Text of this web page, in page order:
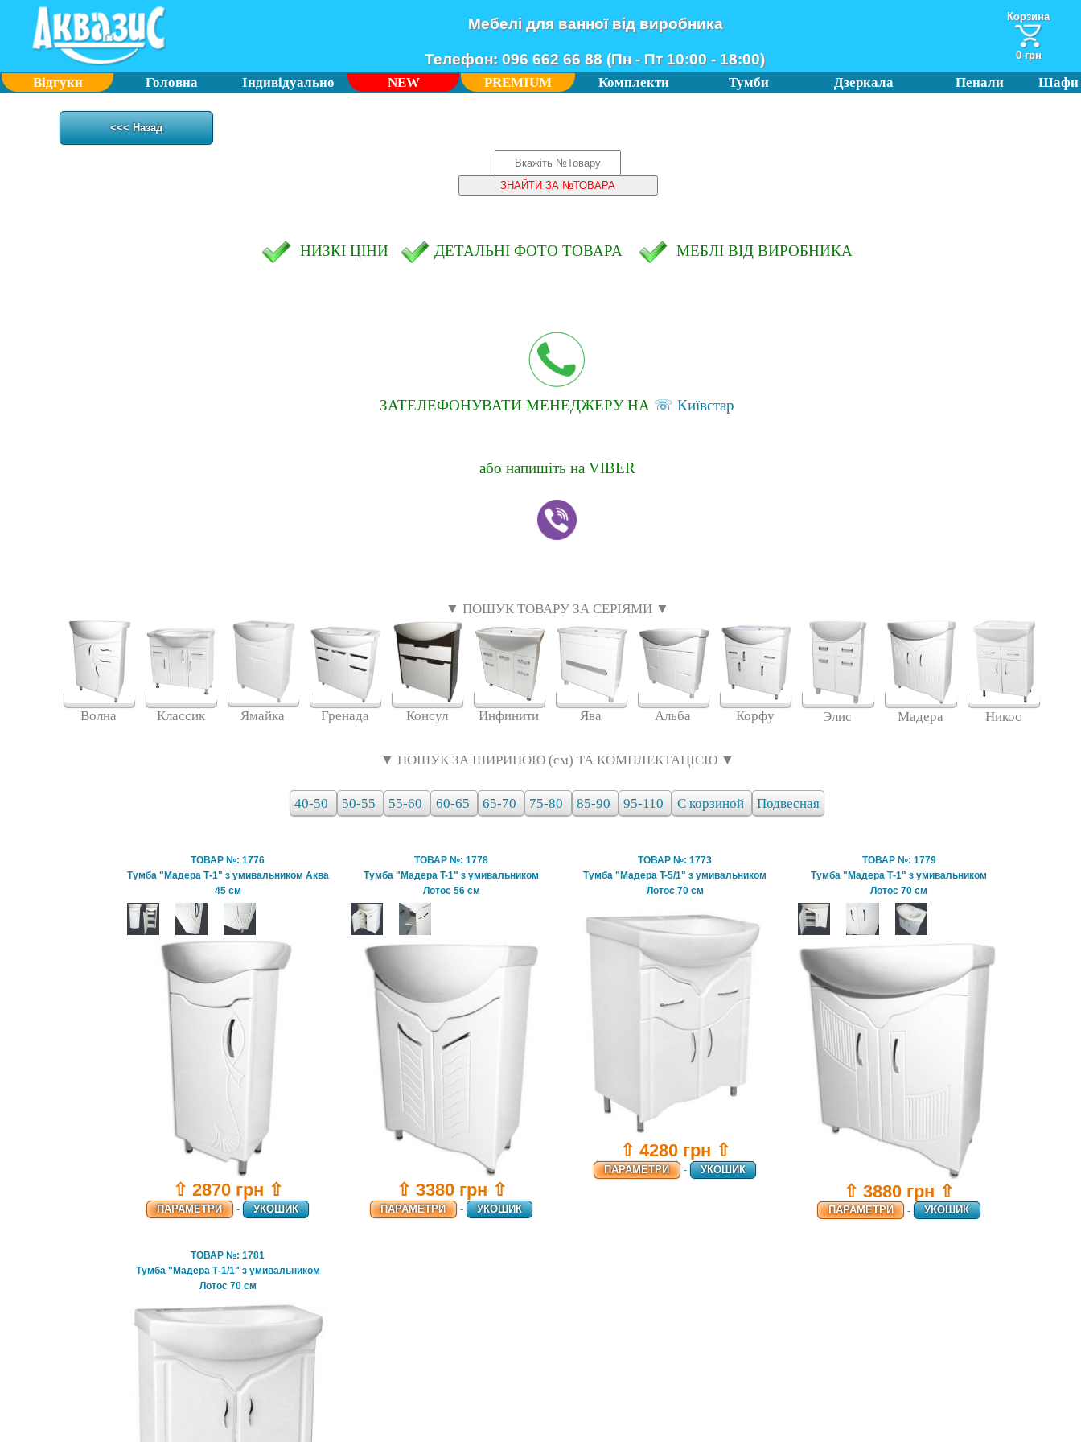
Мебелі для ванної від виробника
Телефон: 096 662 66 88 (Пн - Пт 10:00 - 18:00)
Корзина
0 грн
Відгуки Головна Індивідуально NEW PREMIUM Комплекти Тумби Дзеркала Пенали Шафи
<<< Назад
НИЗКІ ЦІНИ ДЕТАЛЬНІ ФОТО ТОВАРА МЕБЛІ ВІД ВИРОБНИКА
ЗАТЕЛЕФОНУВАТИ МЕНЕДЖЕРУ НА ☏ Київстар
або напишіть на VIBER
▼ ПОШУК ТОВАРУ ЗА СЕРІЯМИ ▼
Волна Классик Ямайка Гренада Консул Инфинити Ява Альба Корфу Элис Мадера Никос
▼ ПОШУК ЗА ШИРИНОЮ (см) ТА КОМПЛЕКТАЦІЄЮ ▼
40-50 50-55 55-60 60-65 65-70 75-80 85-90 95-110 С корзиной Подвесная
ТОВАР №: 1776
Тумба "Мадера Т-1" з умивальником Аква
45 см
⇧ 2870 грн ⇧
ПАРАМЕТРИ - УКОШИК
ТОВАР №: 1778
Тумба "Мадера T-1" з умивальником
Лотос 56 см
⇧ 3380 грн ⇧
ПАРАМЕТРИ - УКОШИК
ТОВАР №: 1773
Тумба "Мадера T-5/1" з умивальником
Лотос 70 см
⇧ 4280 грн ⇧
ПАРАМЕТРИ - УКОШИК
ТОВАР №: 1779
Тумба "Мадера Т-1" з умивальником
Лотос 70 см
⇧ 3880 грн ⇧
ПАРАМЕТРИ - УКОШИК
ТОВАР №: 1781
Тумба "Мадера Т-1/1" з умивальником
Лотос 70 см